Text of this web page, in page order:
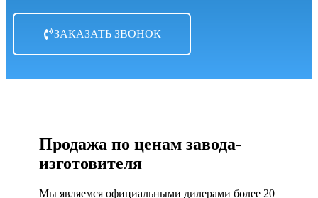
ЗАКАЗАТЬ ЗВОНОК
Продажа по ценам завода-
изготовителя
Мы являемся официальными дилерами более 20